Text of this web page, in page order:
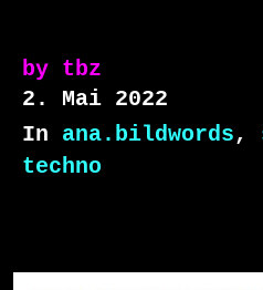
by tbz
2. Mai 2022
In ana.bildwords,
techno